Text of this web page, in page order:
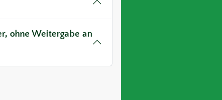
ohne Weitergabe an